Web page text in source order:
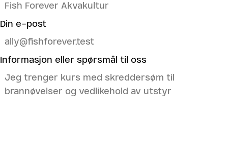
Din e-post
Informasjon eller spørsmål til oss